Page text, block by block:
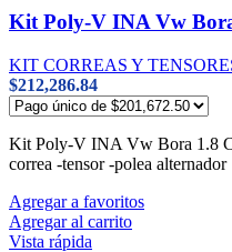
Kit Poly-V INA Vw
KIT CORREAS Y
$212,286.84
Kit Poly-V INA Vw Bora 1.8
correa -tensor -polea
Agregar a favoritos
Agregar al carrito
Vista rápida